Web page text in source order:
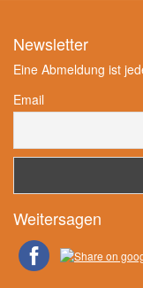
Newsletter
Eine Abmeldung ist
Email
Weitersagen